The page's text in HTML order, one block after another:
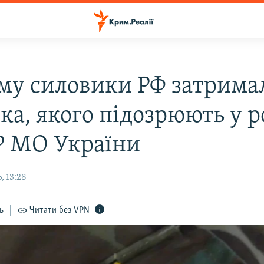
силовики РФ
якого підозрюють у
МО України
13:28
Читати без VPN